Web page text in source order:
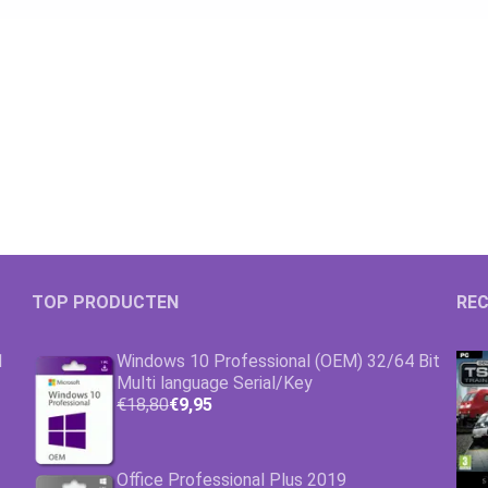
TOP PRODUCTEN
Windows 10 Professional (OEM) 32/64 Bit
Multi language Serial/Key
€18,80€9,95
Office Professional Plus 2019